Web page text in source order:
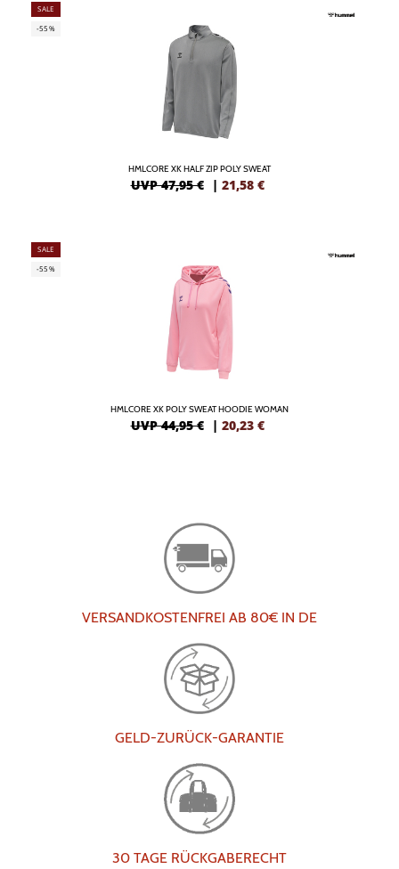
SALE
-55%
HMLCORE XK HALF ZIP POLY SWEAT
UVP 47,95 € | 21,58 €
SALE
-55%
HMLCORE XK POLY SWEAT HOODIE WOMAN
UVP 44,95 € | 20,23 €
VERSANDKOSTENFREI AB 80€ IN DE
GELD-ZURÜCK-GARANTIE
30 TAGE RÜCKGABERECHT